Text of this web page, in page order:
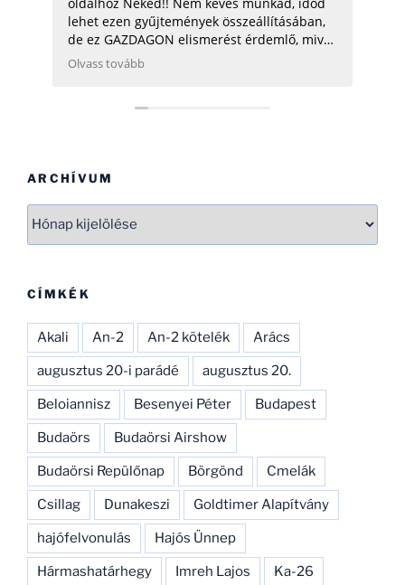
oldalhoz Neked!! Nem kevés munkád, időd
lehet ezen gyűjtemények összeállításában,
de ez GAZDAGON elismerést érdemlő, mivel
ezen adatok összegyűjtése, rendszerezése
helikopterrel (MI2) kapcsolatban tudok
Olvass tovább
ARCHÍVUM
CÍMKÉK
Akali An-2 An-2 kötelék Arács
augusztus 20-i parádé augusztus 20.
Beloiannisz Besenyei Péter Budapest
Budaörs Budaörsi Airshow
Budaörsi Repülőnap Börgönd Cmelák
Csillag Dunakeszi Goldtimer Alapítvány
hajófelvonulás Hajós Ünnep
Hármashatárhegy Imreh Lajos Ka-26